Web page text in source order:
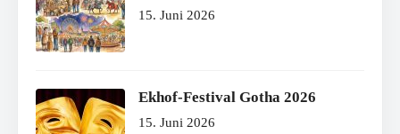
15. Juni 2026
Ekhof-Festival Gotha 2026
15. Juni 2026